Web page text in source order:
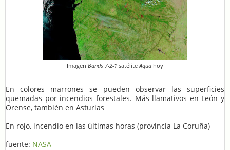
Imagen Bands 7-2-1 satéliteAqua hoy
En colores marrones se pueden observar las superficies
quemadas por incendios forestales. Más llamativos en León y
Orense, también en Asturias
En rojo, incendio en las últimas horas (provincia La Coruña)
fuente: NASA